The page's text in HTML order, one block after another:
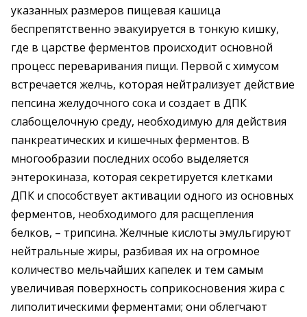
указанных размеров пищевая кашица
беспрепятственно эвакуируется в тонкую кишку,
где в царстве ферментов происходит основной
процесс переваривания пищи. Первой с химусом
встречается желчь, которая нейтрализует действие
пепсина желудочного сока и создает в ДПК
слабощелочную среду, необходимую для действия
панкреатических и кишечных ферментов. В
многообразии последних особо выделяется
энтерокиназа, которая секретируется клетками
ДПК и способствует активации одного из основных
ферментов, необходимого для расщепления
белков, – трипсина. Желчные кислоты эмульгируют
нейтральные жиры, разбивая их на огромное
количество мельчайших капелек и тем самым
увеличивая поверхность соприкосновения жира с
липолитическими ферментами; они облегчают